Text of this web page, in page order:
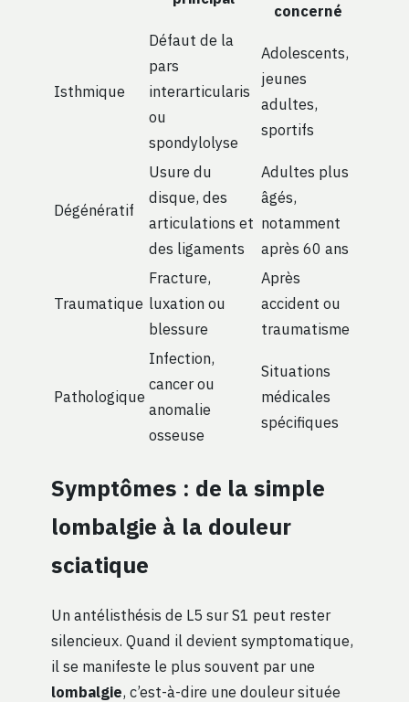
concerné
Isthmique
Défaut de la
pars
interarticularis
ou
spondylolyse
Adolescents,
jeunes
adultes,
sportifs
Dégénératif
Usure du
disque, des
articulations et
des ligaments
Adultes plus
âgés,
notamment
après 60 ans
Traumatique
Fracture,
luxation ou
blessure
Après
accident ou
traumatisme
Pathologique
Infection,
cancer ou
anomalie
osseuse
Situations
médicales
spécifiques
Symptômes : de la simple
lombalgie à la douleur
sciatique
Un antélisthésis de L5 sur S1 peut rester
silencieux. Quand il devient symptomatique,
il se manifeste le plus souvent par une
lombalgie, c’est-à-dire une douleur située